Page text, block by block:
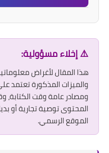
⚠️ إخلاء مسؤولية:
هذا المقال لأغراض
والميزات المذكورة تعتمد
ومصادر عامة وقت الكتابة،
المحتوى توصية تجارية أو
الموقع الرسمي.